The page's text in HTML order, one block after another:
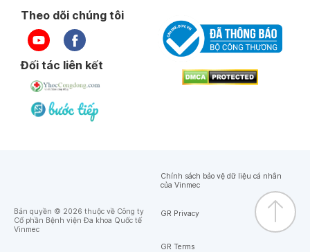
Theo dõi chúng tôi
Đối tác liên kết
Bản quyền © 2026 thuộc về Công ty
Cổ phần Bệnh viện Đa khoa Quốc tế
Vinmec
Chính sách bảo vệ dữ liệu cá nhân
của Vinmec
GR Privacy
GR Terms